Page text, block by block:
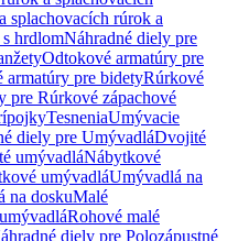
splachovacích rúrok a
hrdlomNáhradné diely pre
Odtokové armatúry pre
armatúry pre bidetyRúrkové
pre Rúrkové zápachové
TesneniaUmývacie
diely pre UmývadláDvojité
umývadláNábytkové
umývadláUmývadlá na
na doskuMalé
Rohové malé
diely pre Polozápustné